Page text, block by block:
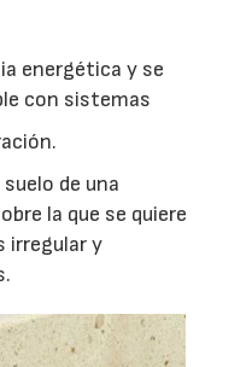
energética y se
con sistemas
de una
la que se quiere
irregular y